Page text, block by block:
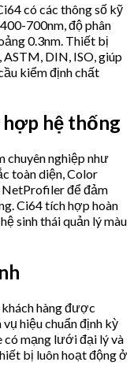
có các thông số kỹ
700nm, độ phân
0.3nm. Thiết bị
ASTM, DIN, ISO, giúp
kiểm định chất
hợp hệ thống
chuyên nghiệp như
toàn diện, Color
để đảm
Ci64 tích hợp hoàn
sinh thái quản lý màu
hàng được
hiệu chuẩn định kỳ
có mạng lưới đại lý và
bị luôn hoạt động ở